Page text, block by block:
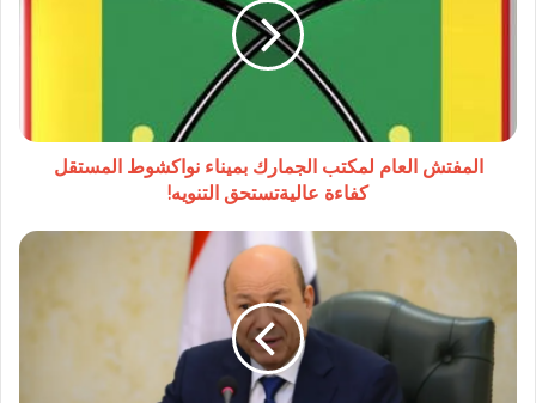
عاليةتستحق
التنويه!المفتش العام لمكتب الجمارك بميناء نواكشوط المستقل
كفاءة عاليةتستحق التنويه!
العليمي:
على
حضرموت
والمهرة
يدشّن